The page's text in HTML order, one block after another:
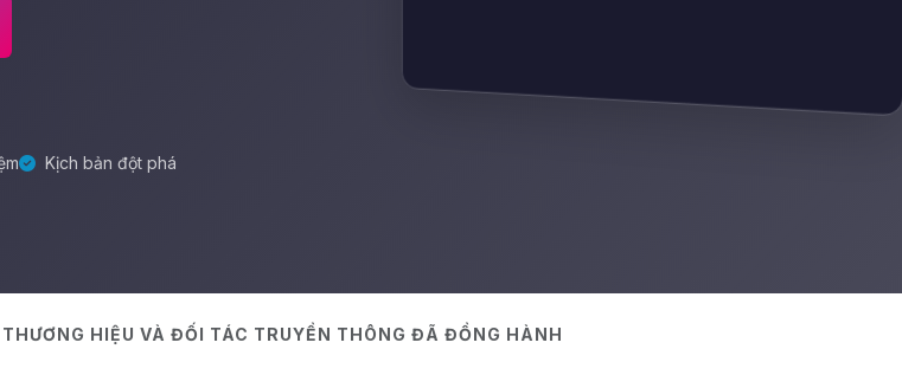
Kịch bản đột phá
HIỆU VÀ ĐỐI TÁC TRUYỀN THÔNG ĐÃ ĐỒNG HÀNH